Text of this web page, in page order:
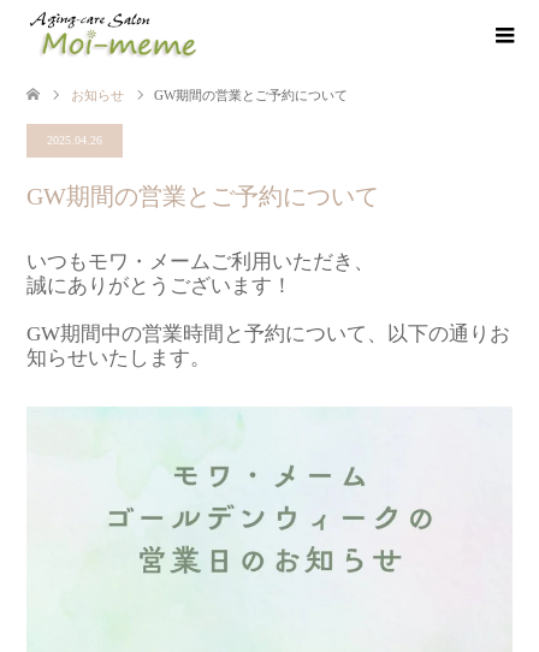
お知らせ GW期間の営業とご予約について
2025.04.26
GW期間の営業とご予約について
いつもモワ・メームご利用いただき、
誠にありがとうございます！
GW期間中の営業時間と予約について、以下の通りお
知らせいたします。